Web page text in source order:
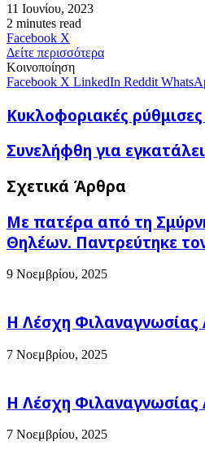
11 Ιουνίου, 2023
2 minutes read
Facebook X
μέσω
E-
mail
Δείτε περισσότερα
Κοινοποίηση
Facebook X LinkedIn Reddit
Κυκλοφοριακές
ρύθμισες
Θάνος
ειναι
για
τρεις
ολόκληρες
μέρες
Κυκλοφοριακές
Συνελήφθη
για
σκύλου
Συνελήφθη για
Σχετικά Άρθρα
Με πατέρα από τη
Θηλέων. Παντρεύτηκε
9 Νοεμβρίου, 2025
Η Λέσχη Φιλαναγνωσίας
7 Νοεμβρίου, 2025
Η Λέσχη Φιλαναγνωσίας
7 Νοεμβρίου, 2025